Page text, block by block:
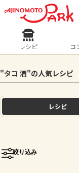
ログ
ホーム
レシ
人気の食材・
きゅうり
レシピ コ
"タコ 酒"の人気レシピ
レシピ
絞り込み